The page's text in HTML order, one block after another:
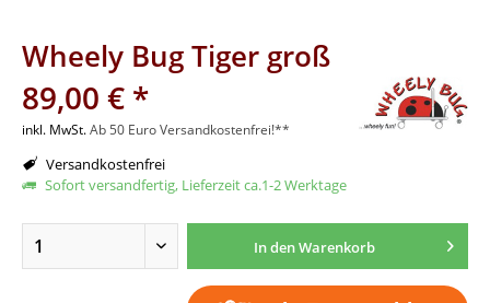
Wheely Bug Tiger groß
89,00 € *
inkl. MwSt.Ab 50 Euro Versandkostenfrei!**
Versandkostenfrei
Sofort versandfertig, Lieferzeit ca.1-2 Werktage
In denWarenkorb